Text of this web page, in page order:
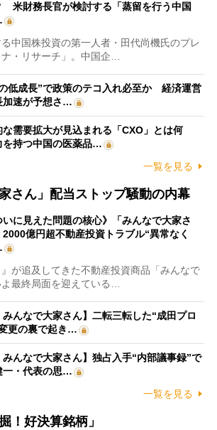
米財務長官が検討する「蒸留を行う中国
中国株投資の第一人者・田代尚機氏のプレ
ナ・リサーチ」。中国企…
低成長”で政策のテコ入れ必至か 経済運営
加速が予想さ…
な需要拡大が見込まれる「CXO」とは何
持つ中国の医薬品…
一覧を見る
さん」配当ストップ騒動の内幕
いに見えた問題の核心》「みんなで大家さ
2000億円超不動産投資トラブル“異常なく
が追及してきた不動産投資商品「みんなで
最終局面を迎えている…
みんなで大家さん】二転三転した“成田プロ
更の裏で起き…
みんなで大家さん】独占入手“内部議事録”で
一・代表の思…
一覧を見る
！好決算銘柄」